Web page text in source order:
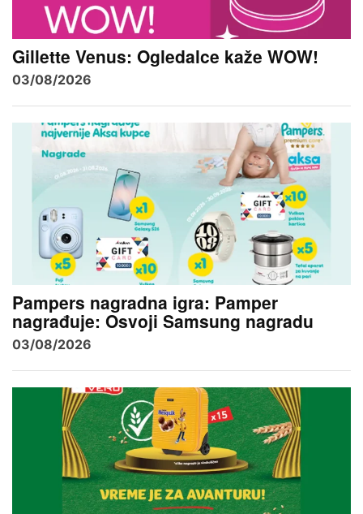
Gillette Venus: Ogledalce kaže WOW!
03/08/2026
Pampers nagradna igra: Pamper
nagrađuje: Osvoji Samsung nagradu
03/08/2026